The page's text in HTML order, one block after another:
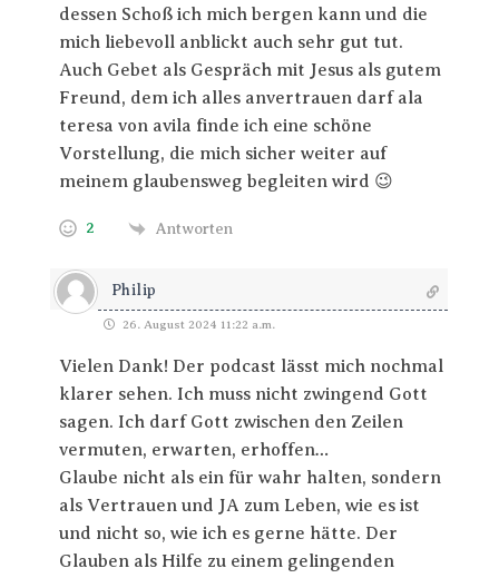
dessen Schoß ich mich bergen kann und die
mich liebevoll anblickt auch sehr gut tut.
Auch Gebet als Gespräch mit Jesus als gutem
Freund, dem ich alles anvertrauen darf ala
teresa von avila finde ich eine schöne
Vorstellung, die mich sicher weiter auf
meinem glaubensweg begleiten wird 😉
2 Antworten
Philip
26. August 2024 11:22 a.m.
Vielen Dank! Der podcast lässt mich nochmal
klarer sehen. Ich muss nicht zwingend Gott
sagen. Ich darf Gott zwischen den Zeilen
vermuten, erwarten, erhoffen…
Glaube nicht als ein für wahr halten, sondern
als Vertrauen und JA zum Leben, wie es ist
und nicht so, wie ich es gerne hätte. Der
Glauben als Hilfe zu einem gelingenden